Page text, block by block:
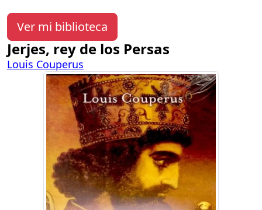
Ver mi biblioteca
Jerjes, rey de los Persas
Louis Couperus